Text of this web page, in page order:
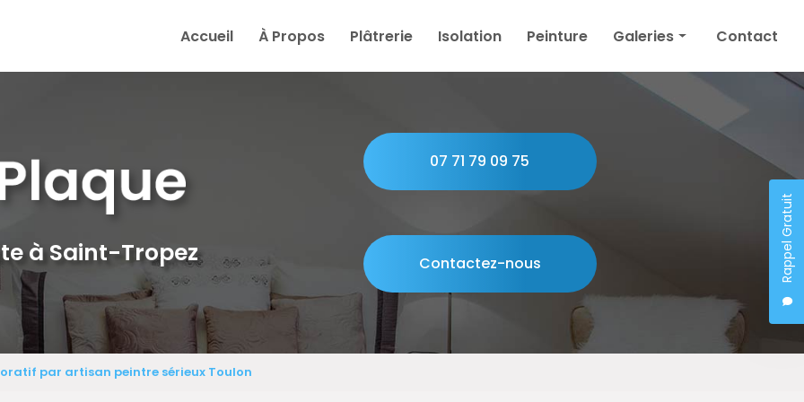
Rappel Gratuit
Accueil
À Propos Plâtrerie Isolation Peinture Galeries
Plâtrerie
Contact
à Saint-Tropez
07 71 79 09 75
Contactez-nous
par artisan peintre sérieux Toulon